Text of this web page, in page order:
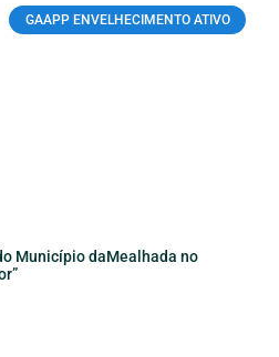
GAAPP ENVELHECIMENTO ATIVO
Município daMealhada no